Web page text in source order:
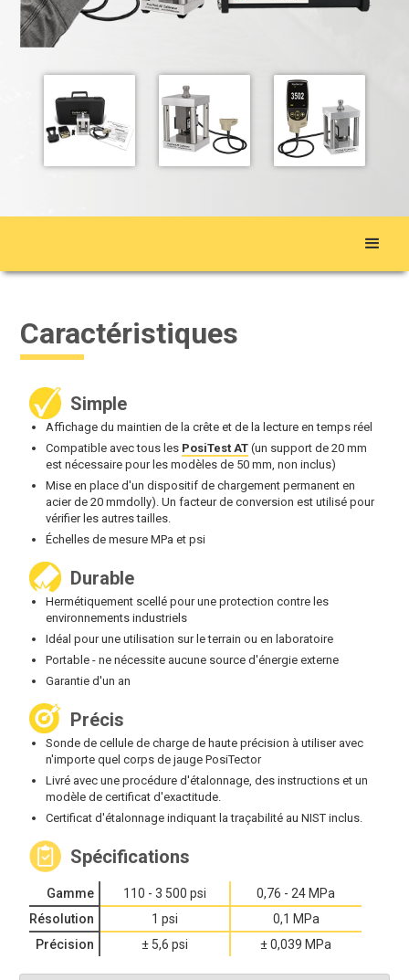
Caractéristiques
Simple
Affichage du maintien de la crête et de la lecture en temps réel
Compatible avec tous les PosiTest AT (un support de 20 mm
est nécessaire pour les modèles de 50 mm, non inclus)
‍Mise en place d'un dispositif de chargement permanent en
acier de 20 mmdolly). Un facteur de conversion est utilisé pour
vérifier les autres tailles.
Échelles de mesure MPa et psi
Durable
Hermétiquement scellé pour une protection contre les
environnements industriels
Idéal pour une utilisation sur le terrain ou en laboratoire
Portable - ne nécessite aucune source d'énergie externe
Garantie d'un an
Précis
Sonde de cellule de charge de haute précision à utiliser avec
n'importe quel corps de jauge PosiTector
Livré avec une procédure d'étalonnage, des instructions et un
modèle de certificat d'exactitude.
Certificat d'étalonnage indiquant la traçabilité au NIST inclus.
Spécifications
Gamme 110 - 3 500 psi
0,76 - 24 MPa
Résolution
1 psi
0,1 MPa
Précision
± 5,6 psi ± 0,039 MPa